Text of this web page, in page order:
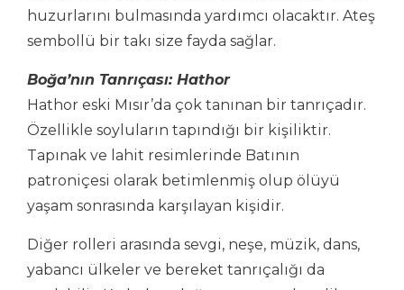
huzurlarını bulmasında yardımcı olacaktır. Ateş
sembollü bir takı size fayda sağlar.
Boğa’nın Tanrıçası: Hathor
Hathor eski Mısır’da çok tanınan bir tanrıçadır.
Özellikle soyluların tapındığı bir kişiliktir.
Tapınak ve lahit resimlerinde Batının
patroniçesi olarak betimlenmiş olup ölüyü
yaşam sonrasında karşılayan kişidir.
Diğer rolleri arasında sevgi, neşe, müzik, dans,
yabancı ülkeler ve bereket tanrıçalığı da